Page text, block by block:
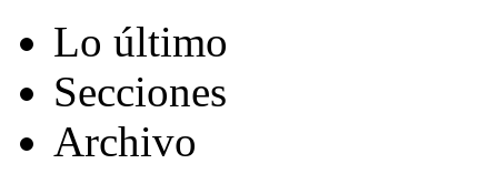
Lo último
Secciones
Archivo